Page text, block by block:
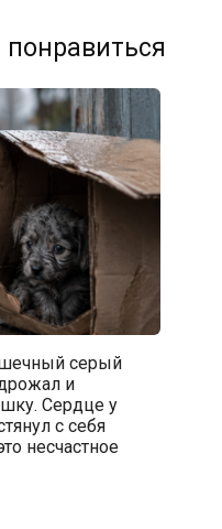
серый
и
Сердце у
с себя
несчастное